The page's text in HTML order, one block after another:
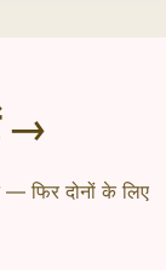
→
फिर दोनों के लिए